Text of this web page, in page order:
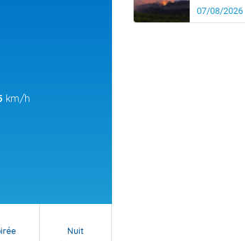
km/h
Nuit
07/08/2026